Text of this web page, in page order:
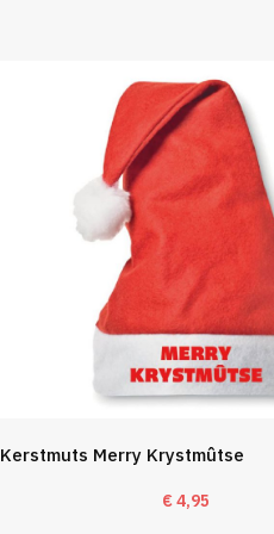
Kerstmuts Merry Krystmûtse
€4,95